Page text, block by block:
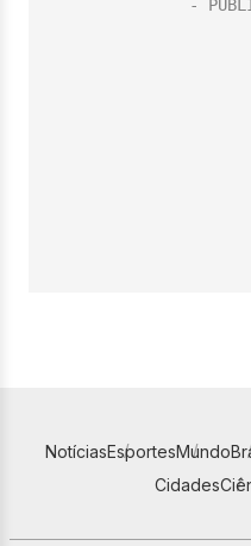
NotíciasEsportesMundo
Cidades